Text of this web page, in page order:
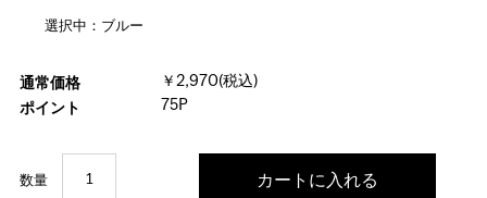
選択中：ブルー
通常価格
￥2,970(税込)
ポイント
75P
数量